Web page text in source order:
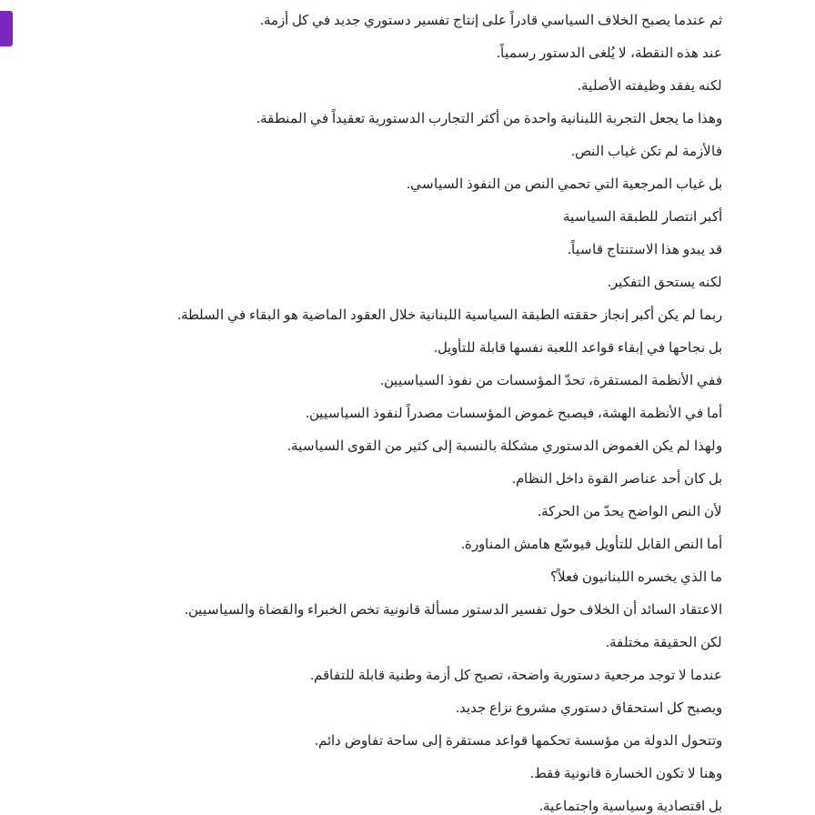
ثم عندما يصبح الخلاف السياسي قادراً على إنتاج تفسير دستوري جديد في كل أزمة.
عند هذه النقطة، لا يُلغى الدستور رسمياً.
لكنه يفقد وظيفته الأصلية.
وهذا ما يجعل التجربة اللبنانية واحدة من أكثر التجارب الدستورية تعقيداً في المنطقة.
فالأزمة لم تكن غياب النص.
بل غياب المرجعية التي تحمي النص من النفوذ السياسي.
أكبر انتصار للطبقة السياسية
قد يبدو هذا الاستنتاج قاسياً.
لكنه يستحق التفكير.
ربما لم يكن أكبر إنجاز حققته الطبقة السياسية اللبنانية خلال العقود الماضية هو البقاء في السلطة.
بل نجاحها في إبقاء قواعد اللعبة نفسها قابلة للتأويل.
ففي الأنظمة المستقرة، تحدّ المؤسسات من نفوذ السياسيين.
أما في الأنظمة الهشة، فيصبح غموض المؤسسات مصدراً لنفوذ السياسيين.
ولهذا لم يكن الغموض الدستوري مشكلة بالنسبة إلى كثير من القوى السياسية.
بل كان أحد عناصر القوة داخل النظام.
لأن النص الواضح يحدّ من الحركة.
أما النص القابل للتأويل فيوسّع هامش المناورة.
ما الذي يخسره اللبنانيون فعلاً؟
الاعتقاد السائد أن الخلاف حول تفسير الدستور مسألة قانونية تخص الخبراء والقضاة والسياسيين.
لكن الحقيقة مختلفة.
عندما لا توجد مرجعية دستورية واضحة، تصبح كل أزمة وطنية قابلة للتفاقم.
ويصبح كل استحقاق دستوري مشروع نزاع جديد.
وتتحول الدولة من مؤسسة تحكمها قواعد مستقرة إلى ساحة تفاوض دائم.
وهنا لا تكون الخسارة قانونية فقط.
بل اقتصادية وسياسية واجتماعية.